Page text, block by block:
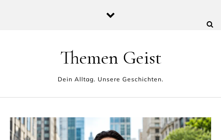
Themen Geist
Dein Alltag. Unsere Geschichten.